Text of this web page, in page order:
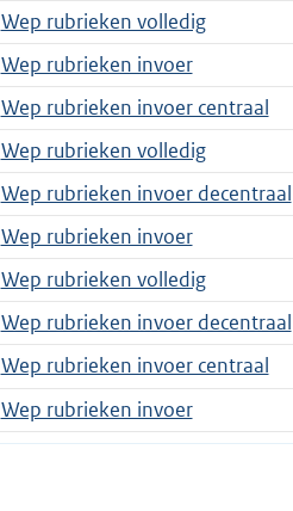
Wep rubrieken volledig
Wep rubrieken invoer
Wep rubrieken invoer centraal
Wep rubrieken volledig
Wep rubrieken invoer decentraal
Wep rubrieken invoer
Wep rubrieken volledig
Wep rubrieken invoer decentraal
Wep rubrieken invoer centraal
Wep rubrieken invoer